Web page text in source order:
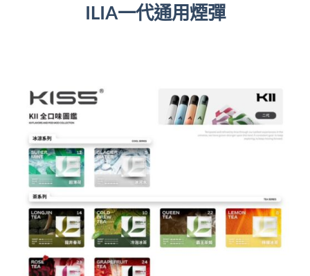
ILIA一代通用煙彈